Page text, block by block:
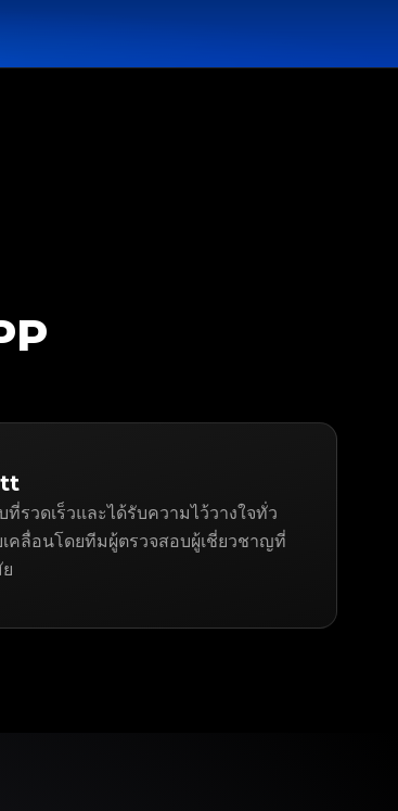
วดเร็วและได้รับความไว้วางใจทั่ว
ลื่อนโดยทีมผู้ตรวจสอบผู้เชี่ยวชาญที่